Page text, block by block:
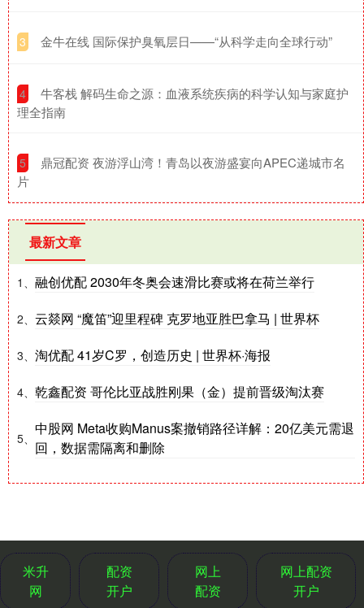
3 ​金牛在线 国际保护臭氧层日——“从科学走向全球行动”
4
​牛客栈 解码生命之源：血液系统疾病的科学认知与家庭护
理全指南
5
​鼎冠配资 夜游浮山湾！青岛以夜游盛宴向APEC递城市名
片
最新文章
1、 融创优配 2030年冬奥会速滑比赛或将在荷兰举行
2、 云燚网 “魔笛”迎里程碑 克罗地亚胜巴拿马 | 世界杯
3、 淘优配 41岁C罗，创造历史 | 世界杯·海报
4、 乾鑫配资 哥伦比亚战胜刚果（金）提前晋级淘汰赛
5、
中股网 Meta收购Manus案撤销路径详解：20亿美元需退
回，数据需隔离和删除
米升
网
配资
开户
网上
配资
网上配资
开户